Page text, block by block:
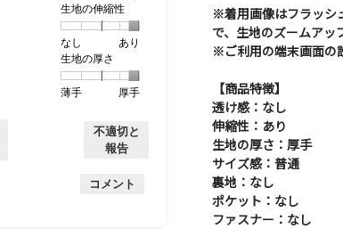
1
個
な
し
の
評
は
あ
地
の
け
感,
的
な
価
生地の伸縮性
なし
1
個
し
あり
の
評
あ
り
地
の
性,
平
的
生地の厚さ
薄手
個
は
手
厚手
評
価
厚
の
厚
平
不適切と
報告
コメント
※着用画像はフラッシ
で、生地のズームアッ
※ご利用の端末画面の
【商品特徴】
透け感：なし
伸縮性：あり
生地の厚さ：厚手
サイズ感：普通
裏地：なし
ポケット：なし
ファスナー：なし